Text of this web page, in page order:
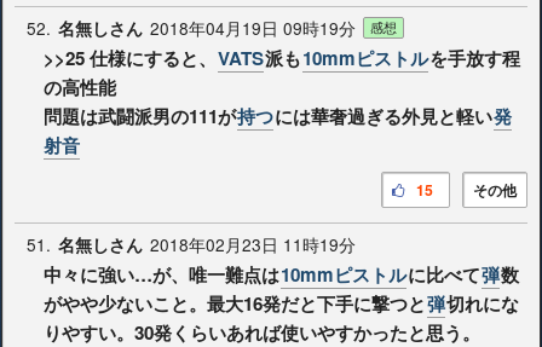
52. 名無しさん 2018年04月19日 09時19分 感想
>>25仕様にすると、 VATS派も10mmピストルを手放す程
の高性能
問題は武闘派男の111が持つには華奢過ぎる外見と軽い発
射音
その他
15
51. 名無しさん 2018年02月23日 11時19分
中々に強い…が、唯一難点は10mmピストルに比べて弾数
がやや少ないこと。最大16発だと下手に撃つと弾切れにな
りやすい。30発くらいあれば使いやすかったと思う。